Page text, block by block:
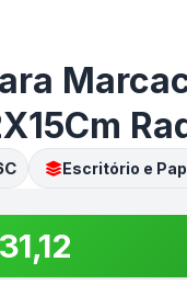
Escritório e